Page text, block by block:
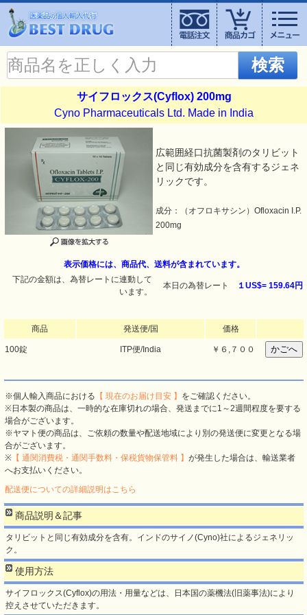
検索
サイフロックス(Cyflox) 200mg
Cyno Pharmaceuticals Ltd. Made in India
広範囲経口抗菌製剤のタリビット
と同じ有効成分を含有するジェネ
リックです。
成分：（オフロキサシン）Ofloxacin I.P.
200mg
表示価格には、商品代、送料が含まれています。
下記の金額は、為替レートに連動して
います。
本日の為替レート １US$= 159.64円
商品 発送便/国 価格
100錠 ITP便/India ￥ ６,７００
※個人輸入商品における 【 現在のお届け目安 】 をご確認ください。
※日本製の商品は、一時的な在庫切れの場合、発送までに1～2週間程度を要する
場合がございます。
※ヤマト便の商品は、ご依頼の数量や配送地域により別の発送便に変更となる場
合がございます。
※ 【 通関消費税・通関手数料・保税貨物保管料 】 が発生した場合は、輸送業者
へお支払いください。
配送便についての詳細説明はこちら
商品説明＆記事
タリビットと同じ有効成分を含有。インドのサイノ(Cyno)社によるジェネリッ
ク。
使用方法
サイフロックス(Cyflox)の用法・用量などは、日本国の薬機法(旧薬事法)により
控えさせていただきます。